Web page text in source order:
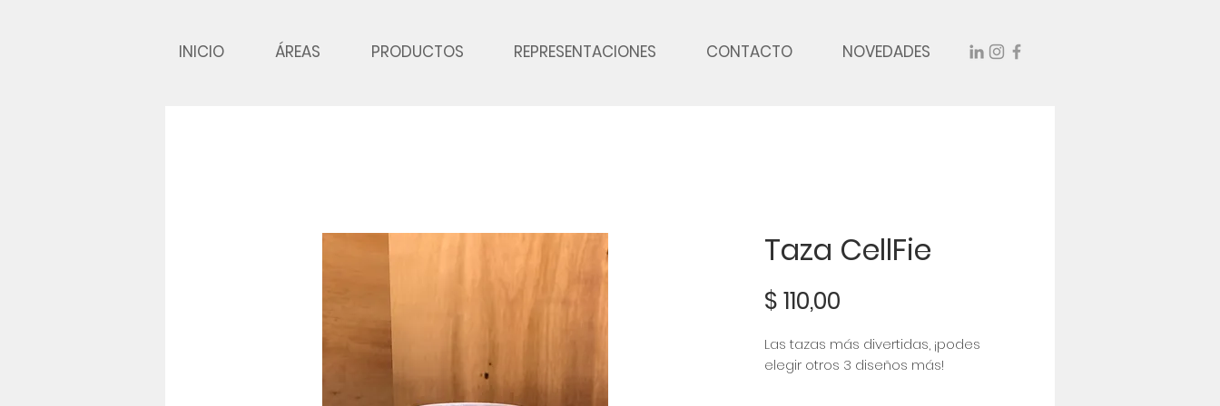
INICIO ÁREAS PRODUCTOS REPRESENTACIONES CONTACTO NOVEDADES
Taza CellFie
$ 110,00
Las tazas más divertidas, ¡podes
elegir otros 3 diseños más!